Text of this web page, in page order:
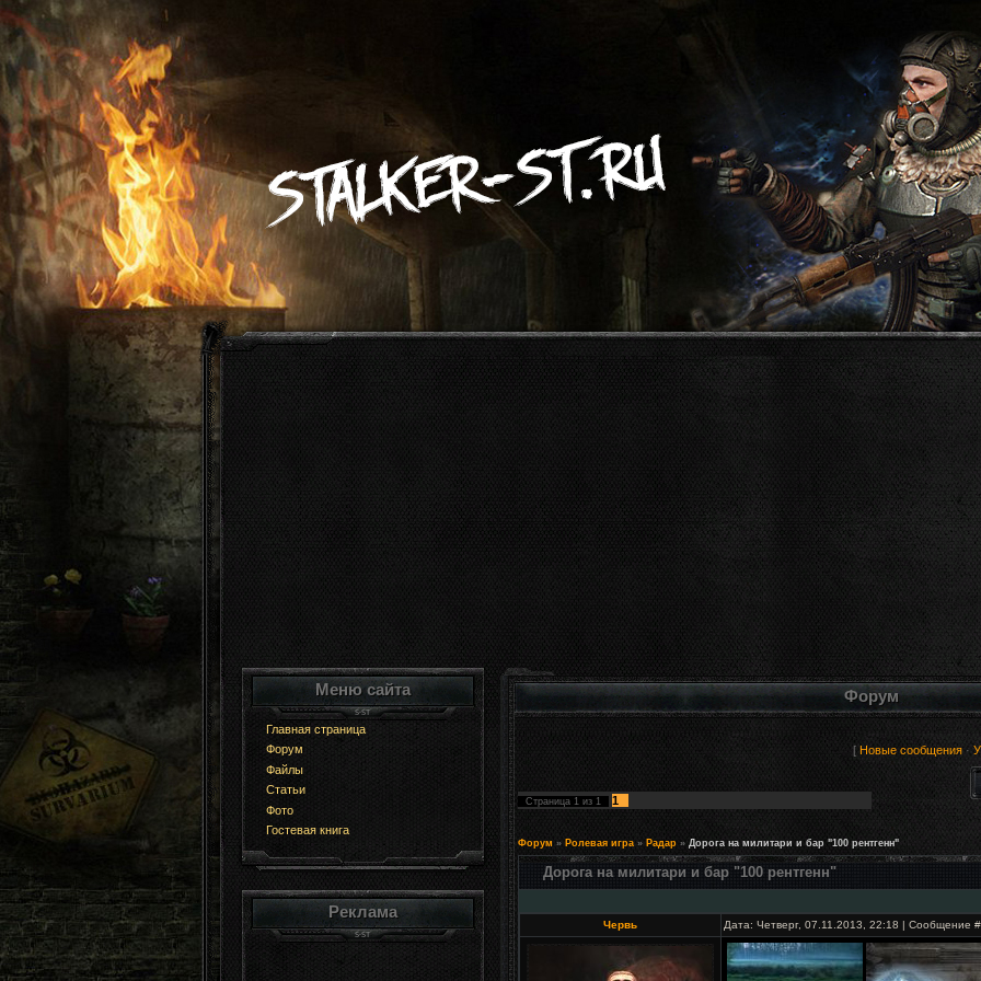
Меню сайта
Главная страница
Форум
Файлы
Статьи
Фото
Гостевая книга
Реклама
Форум
[ Новые сообщения·
Страница 1из 1 1
Форум » Ролевая игра » Радар » Дорога на милитари и бар "100 рентгенн"
Дорога на милитари и бар "100 рентгенн"
Червь Дата: Четверг, 07.11.2013, 22:18 | Сообщение